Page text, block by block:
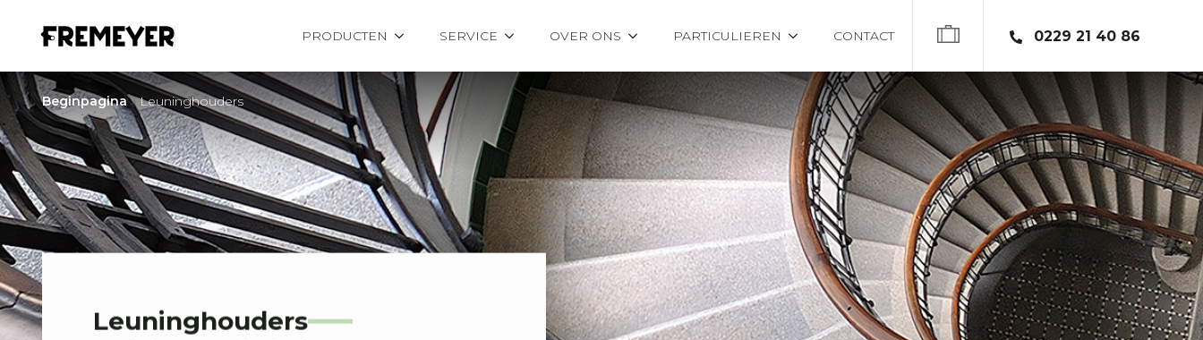
PRODUCTEN SERVICE OVER ONS PARTICULIEREN CONTACT 0229 21 40 86
Beginpagina»Leuninghouders
Leuninghouders